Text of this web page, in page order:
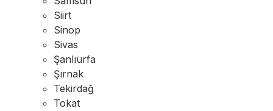
Siirt
Sinop
Sivas
Şanlıurfa
Şırnak
Tekirdağ
Tokat